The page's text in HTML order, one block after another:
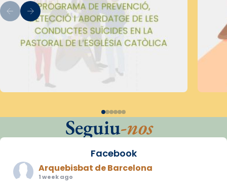
Seguiu-nos
Facebook
Arquebisbat de Barcelona
1 week ago